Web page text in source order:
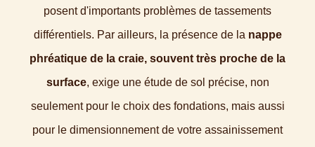
posent d'importants problèmes de tassements
différentiels. Par ailleurs, la présence de la nappe
phréatique de la craie, souvent très proche de la
surface, exige une étude de sol précise, non
seulement pour le choix des fondations, mais aussi
pour le dimensionnement de votre assainissement